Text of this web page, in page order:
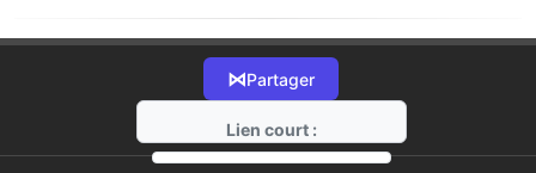
⋈Partager
Lien court :